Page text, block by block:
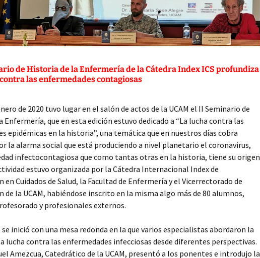
de Historia de la Enfermería de la Cátedra Index ICS profundiza
las enfermedades contagiosas
de 2020 tuvo lugar en el salón de actos de la UCAM el II Seminario de
Enfermería, que en esta edición estuvo dedicado a “La lucha contra las
epidémicas en la historia”, una temática que en nuestros días cobra
la alarma social que está produciendo a nivel planetario el coronavirus,
infectocontagiosa que como tantas otras en la historia, tiene su origen
estuvo organizada por la Cátedra Internacional Index de
en Cuidados de Salud, la Facultad de Enfermería y el Vicerrectorado de
de la UCAM, habiéndose inscrito en la misma algo más de 80 alumnos,
y profesionales externos.
inició con una mesa redonda en la que varios especialistas abordaron la
lucha contra las enfermedades infecciosas desde diferentes perspectivas.
Amezcua, Catedrático de la UCAM, presentó a los ponentes e introdujo la